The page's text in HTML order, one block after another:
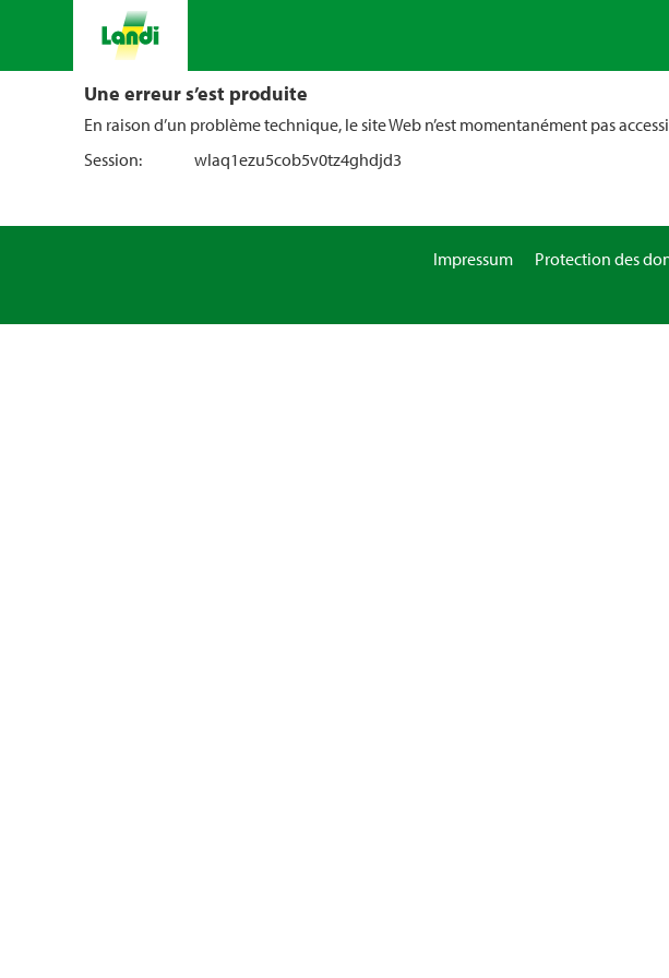
Une erreur s’est produite
En raison d’un problème technique, le site Web n’est momentanément pas
Session:
wlaq1ezu5cob5v0tz4ghdjd3
Impressum Protection des